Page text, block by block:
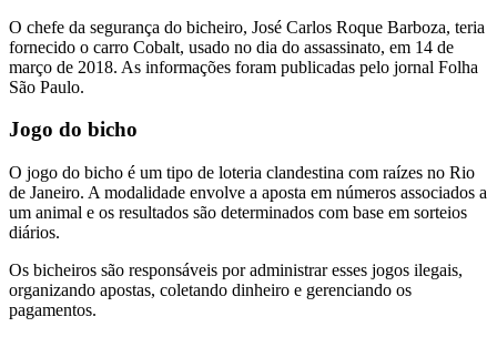
O chefe da segurança do bicheiro, José Carlos Roque Barboza, teria
fornecido o carro Cobalt, usado no dia do assassinato, em 14 de
março de 2018. As informações foram publicadas pelo jornal Folha
São Paulo.
Jogo do bicho
O jogo do bicho é um tipo de loteria clandestina com raízes no Rio
de Janeiro. A modalidade envolve a aposta em números associados a
um animal e os resultados são determinados com base em sorteios
diários.
Os bicheiros são responsáveis por administrar esses jogos ilegais,
organizando apostas, coletando dinheiro e gerenciando os
pagamentos.